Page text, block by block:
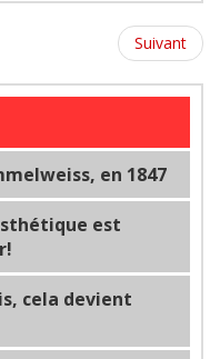
Suivant
en 1847
est
cela devient